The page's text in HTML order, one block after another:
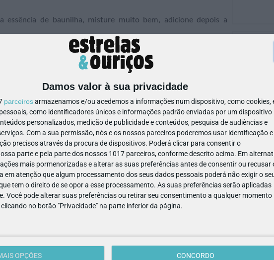
Damos valor à sua privacidade
parceirosarmazenamos e/ou acedemos a informações num dispositivo, como cookies,
como identificadores únicos e informações padrão enviadas por um dispositivo
personalizados, medição de publicidade e conteúdos, pesquisa de audiências e
Com a sua permissão, nós e os nossos parceiros poderemos usar identificação e
precisos através da procura de dispositivos. Poderá clicar para consentir o
parte e pela parte dos nossos 1017 parceiros, conforme descrito acima. Em
mais pormenorizadas e alterar as suas preferências antes de consentir ou recusar
em atenção que algum processamento dos seus dados pessoais poderá não exigir o
tem o direito de se opor a esse processamento. As suas preferências serão aplicadas
Você pode alterar suas preferências ou retirar seu consentimento a qualquer momento
no botão "Privacidade" na parte inferior da página.
OPÇÕES CONCORDO
de baunilha, misture muito bem, adicione depois a
estenda a massa numa bancada polvilhada com farinha e
das rodelas e disponha-as sobre as restantes rodelas de modo
margarina e polvilhados com farinha e leve ao forno pré-
que fiquem cozidas e douradinhas. Retire do forno, deixe-as
mexa, leve ao lume, deixe ferver e retire do lume. Adicione
um creme liso e deixe amornar;
e sirva decorados a gosto.
O que
– Agosto
🍨 Se
mais do
é para
TODO O